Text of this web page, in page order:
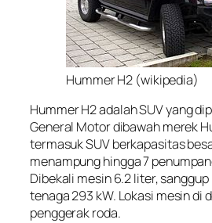
Hummer H2 (wikipedia)
Hummer H2 adalah SUV yang
General Motor dibawah merek
termasuk SUV berkapasitas
menampung hingga 7
Dibekali mesin 6.2 liter,
tenaga 293 kW. Lokasi mesin di
penggerak roda.